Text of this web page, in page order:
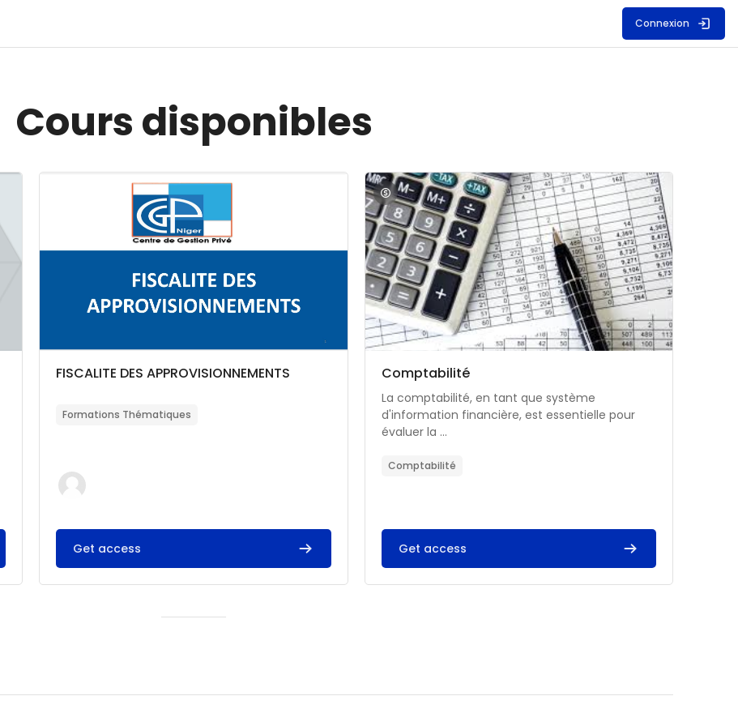
Connexion
Cours disponibles
Image du cours FISCALITE DES APPROVISIONNEMENTS
Catégorie de cours
Nom du cours
FISCALITE DES APPROVISIONNEMENTS
Formations Thématiques
Get access
Image du cours Comptabilité
Catégorie de cours
Nom du cours
Comptabilité
Résumé du cours :
La comptabilité, en tant que système
d'information financière, est essentielle pour
évaluer la ...
Comptabilité
Get access